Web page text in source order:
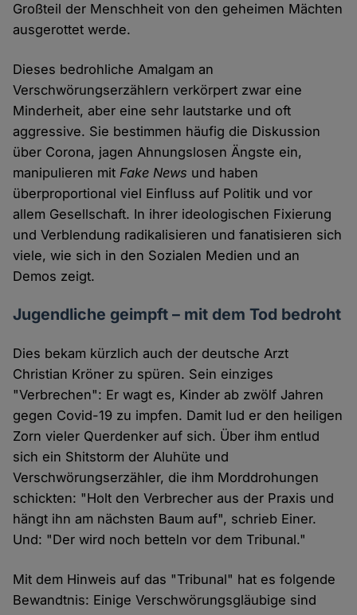
Großteil der Menschheit von den geheimen Mächten
ausgerottet werde.
Dieses bedrohliche Amalgam an
Verschwörungserzählern verkörpert zwar eine
Minderheit, aber eine sehr lautstarke und oft
aggressive. Sie bestimmen häufig die Diskussion
über Corona, jagen Ahnungslosen Ängste ein,
manipulieren mitFake News und haben
überproportional viel Einfluss auf Politik und vor
allem Gesellschaft. In ihrer ideologischen Fixierung
und Verblendung radikalisieren und fanatisieren sich
viele, wie sich in den Sozialen Medien und an
Demos zeigt.
Jugendliche geimpft – mit dem Tod bedroht
Dies bekam kürzlich auch der deutsche Arzt
Christian Kröner zu spüren. Sein einziges
"Verbrechen": Er wagt es, Kinder ab zwölf Jahren
gegen Covid-19 zu impfen. Damit lud er den heiligen
Zorn vieler Querdenker auf sich. Über ihm entlud
sich ein Shitstorm der Aluhüte und
Verschwörungserzähler, die ihm Morddrohungen
schickten: "Holt den Verbrecher aus der Praxis und
hängt ihn am nächsten Baum auf", schrieb Einer.
Und: "Der wird noch betteln vor dem Tribunal."
Mit dem Hinweis auf das "Tribunal" hat es folgende
Bewandtnis: Einige Verschwörungsgläubige sind